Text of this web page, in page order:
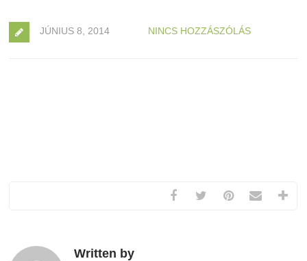
JÚNIUS 8, 2014 NINCS HOZZÁSZÓLÁS
Written by